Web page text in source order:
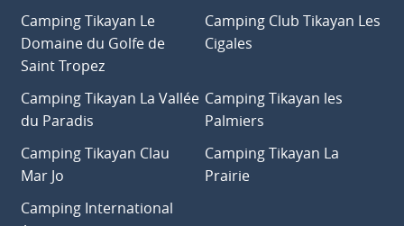
Camping Tikayan Le
Domaine du Golfe de
Saint Tropez
Camping Club Tikayan Les
Cigales
Camping Tikayan La Vallée
du Paradis
Camping Tikayan les
Palmiers
Camping Tikayan Clau
Mar Jo
Camping Tikayan La
Prairie
Camping International